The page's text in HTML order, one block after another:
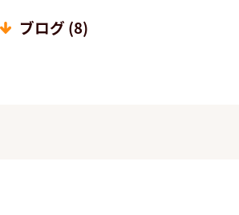
ブログ (8)